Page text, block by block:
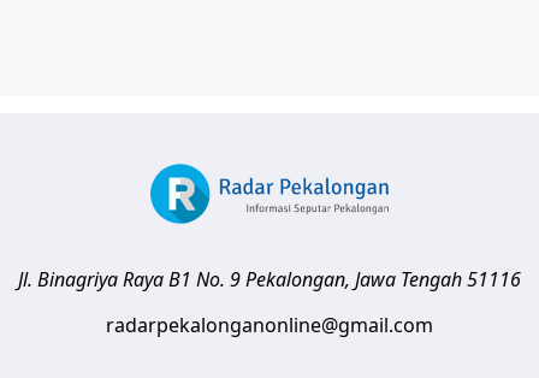
Jl. Binagriya Raya B1 No. 9Pekalongan, Jawa Tengah51116
radarpekalonganonline@gmail.com